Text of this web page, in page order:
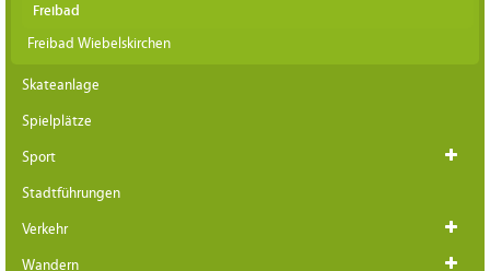
Freibad
Freibad Wiebelskirchen
Skateanlage
Spielplätze
Sport
Stadtführungen
Verkehr
Wandern